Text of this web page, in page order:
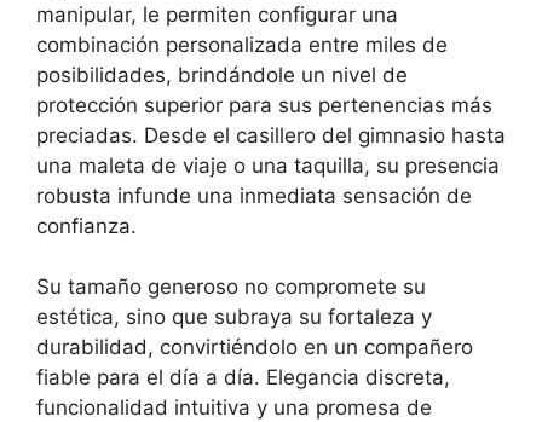
manipular, le permiten configurar una
combinación personalizada entre miles de
posibilidades, brindándole un nivel de
protección superior para sus pertenencias más
preciadas. Desde el casillero del gimnasio hasta
una maleta de viaje o una taquilla, su presencia
robusta infunde una inmediata sensación de
confianza.
Su tamaño generoso no compromete su
estética, sino que subraya su fortaleza y
durabilidad, convirtiéndolo en un compañero
fiable para el día a día. Elegancia discreta,
funcionalidad intuitiva y una promesa de